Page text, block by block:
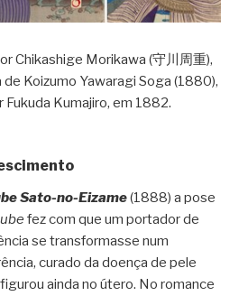
Chikashige Morikawa (守川周重),
Koizumo Yawaragi Soga (1880),
Fukuda Kumajiro, em 1882.
Sato-no-Eizame(1888) a pose
fez com que um portador de
se transformasse num
curado da doença de pele
ainda no útero. No romance